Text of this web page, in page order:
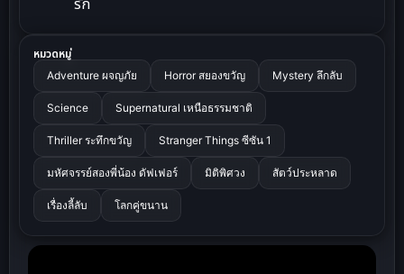
รัก
หมวดหมู่
Adventure ผจญภัย Horror สยองขวัญ Mystery ลึกลับ
Science Supernatural เหนือธรรมชาติ
Thriller ระทึกขวัญ Stranger Things ซีซัน 1
มหัศจรรย์สองพี่น้อง ดัฟเฟอร์ มิติพิศวง สัตว์ประหลาด
เรื่องลี้ลับ โลกคู่ขนาน